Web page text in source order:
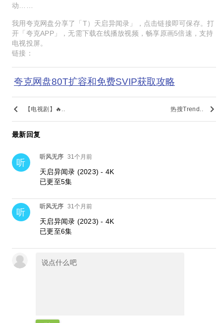
动……
我用夸克网盘分享了「T）天启异闻录」，点击链接即可保存。打
开「夸克APP」，无需下载在线播放视频，畅享原画5倍速，支持
电视投屏。
链接：
夸克网盘80T扩容和免费SVIP获取攻略
keyboard_arrow_left 【电视剧】🔥.. 热搜Trend.. keyboard_arrow_right
最新回复
听
听风无序 31个月前
天启异闻录 (2023) - 4K
已更至5集
听
听风无序 31个月前
天启异闻录 (2023) - 4K
已更至6集